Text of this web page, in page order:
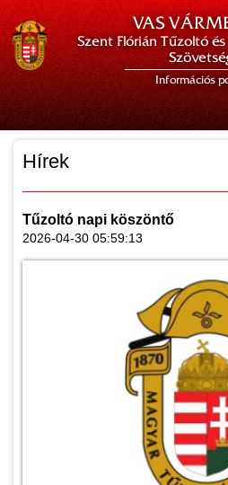
VAS
Szent Flórián Tűzoltó
Információs
Hírek
Tűzoltó napi köszöntő
2026-04-30 05:59:13